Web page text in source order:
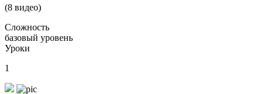
(8 видео)
Сложность
базовый уровень
Уроки
1